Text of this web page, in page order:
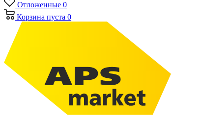
Отложенные 0
Корзина пуста 0